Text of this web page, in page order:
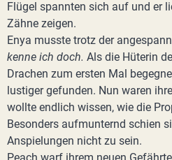
Flügel spannten sich auf und er
Zähne zeigen.
Enya musste trotz der
kenne ich doch. Als die Hüterin
Drachen zum ersten Mal
lustiger gefunden. Nun waren
wollte endlich wissen, wie die
Besonders aufmunternd schien
Anspielungen nicht zu sein.